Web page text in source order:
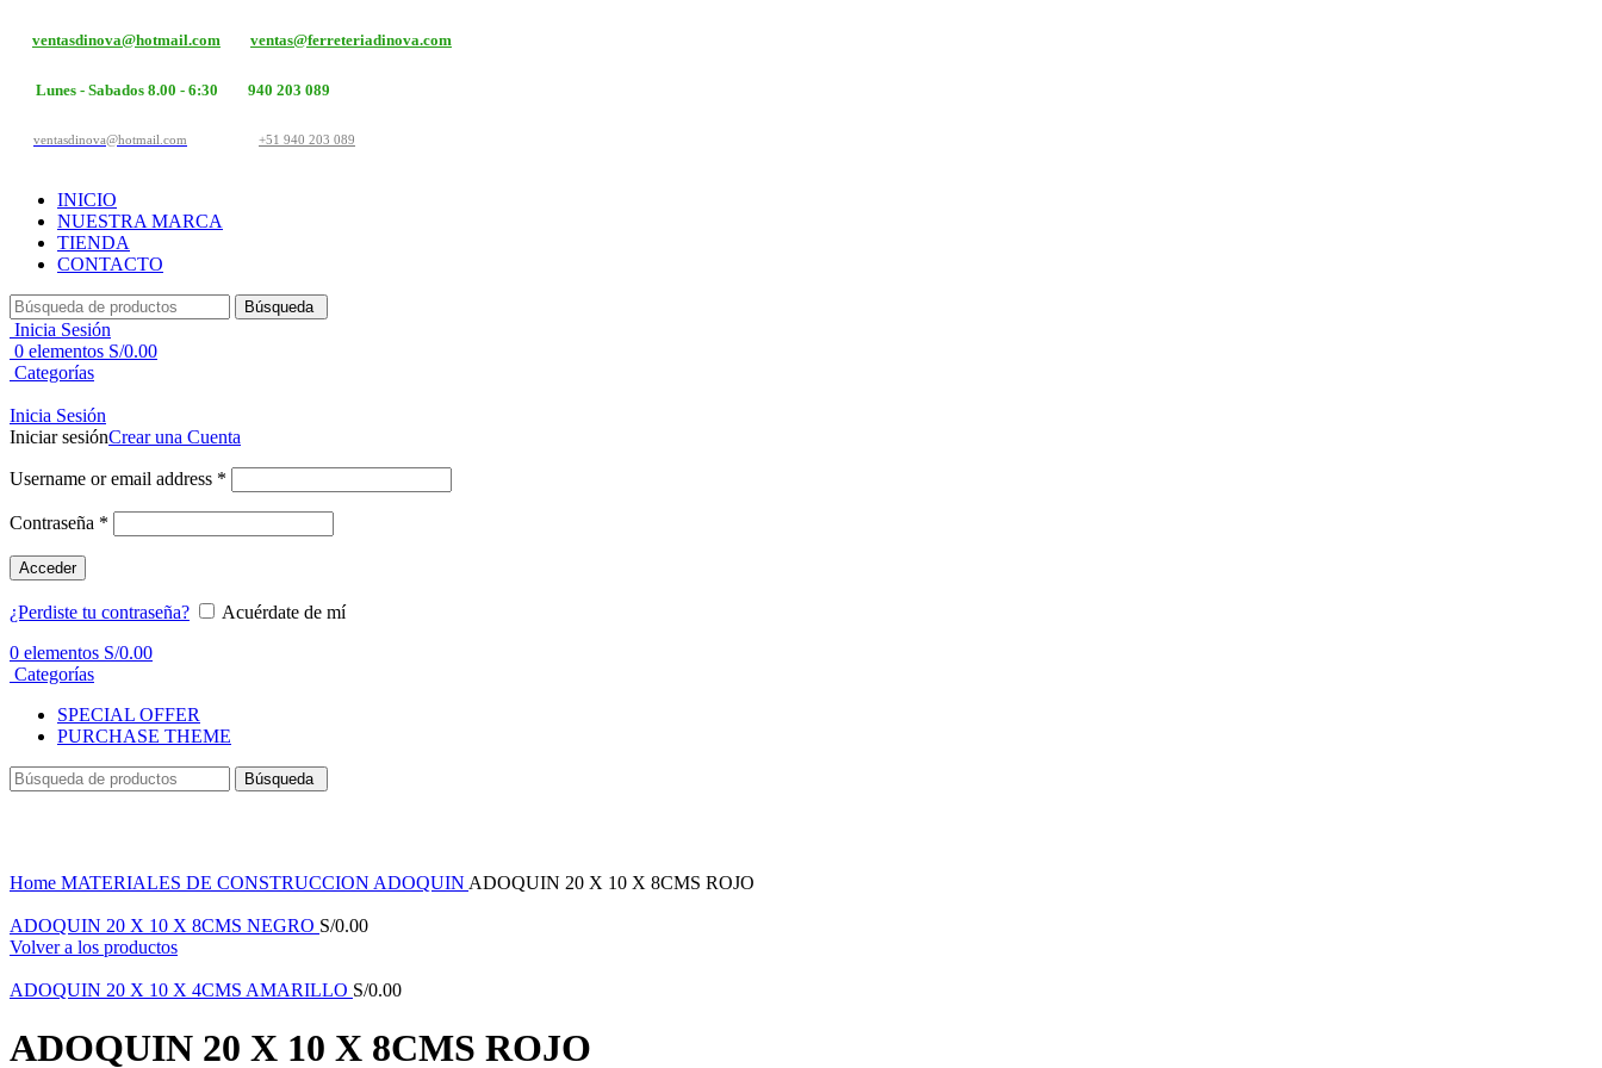
ventasdinova@hotmail.com ventas@ferreteriadinova.com
Lunes - Sabados 8.00 - 6:30 940 203 089
ventasdinova@hotmail.com +51 940 203 089
INICIO
NUESTRA MARCA
TIENDA
CONTACTO
Búsqueda
Inicia Sesión
0 elementos S/0.00
Categorías
Inicia Sesión
Iniciar sesiónCrear una Cuenta
Username or email address *
Contraseña *
Acceder
¿Perdiste tu contraseña?
Acuérdate de mí
0 elementos S/0.00
Categorías
SPECIAL OFFER
PURCHASE THEME
Búsqueda
Home MATERIALES DE CONSTRUCCION ADOQUIN ADOQUIN 20 X 10 X 8CMS ROJO
ADOQUIN 20 X 10 X 8CMS NEGRO S/0.00
Volver a los productos
ADOQUIN 20 X 10 X 4CMS AMARILLO S/0.00
ADOQUIN 20 X 10 X 8CMS ROJO